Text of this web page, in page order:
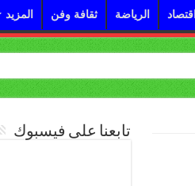
اقتصاد الرياضة ثقافة وفن المزيد
تابعنا على فيسبوك